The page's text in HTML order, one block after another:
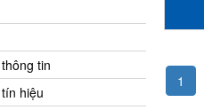
tin
hiệu
1